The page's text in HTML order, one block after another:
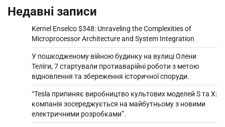
Недавні записи
Kernel Enselco $348: Unraveling the Complexities of
Microprocessor Architecture and System Integration
У пошкодженому війною будинку на вулиці Олени
Теліги, 7 стартували протиаварійні роботи з метою
відновлення та збереження історичної споруди.
“Tesla припиняє виробництво культових моделей S та X:
компанія зосереджується на майбутньому з новими
електричними розробками”.